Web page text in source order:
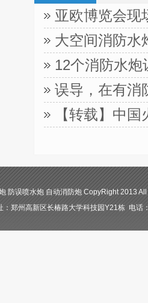
亚欧博览会现
大空间消防水
12个消防水
误导，在有消
【转载】中
防误喷水炮 自动消防炮 CopyRight 2013
：郑州高新区长椿路大学科技园Y21栋 电